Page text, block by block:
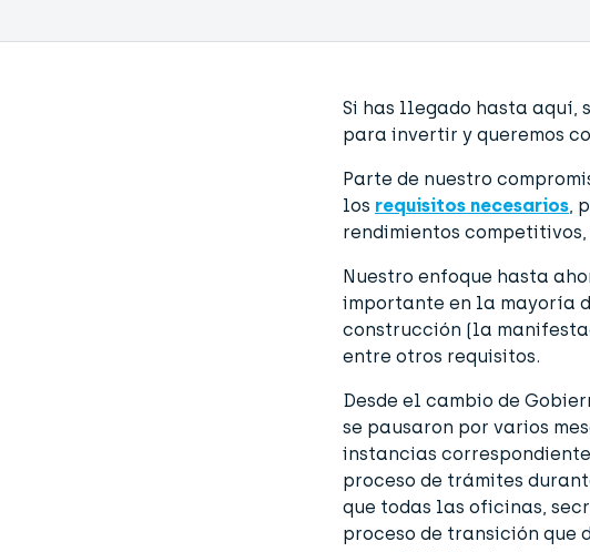
Si has llegado hasta aquí,
para invertir y queremos
Parte de nuestro
los requisitos necesarios,
rendimientos competitivos,
Nuestro enfoque hasta
importante en la mayoría
construcción (la
entre otros requisitos.
Desde el cambio de
se pausaron por varios
instancias
proceso de trámites
que todas las oficinas,
proceso de transición que